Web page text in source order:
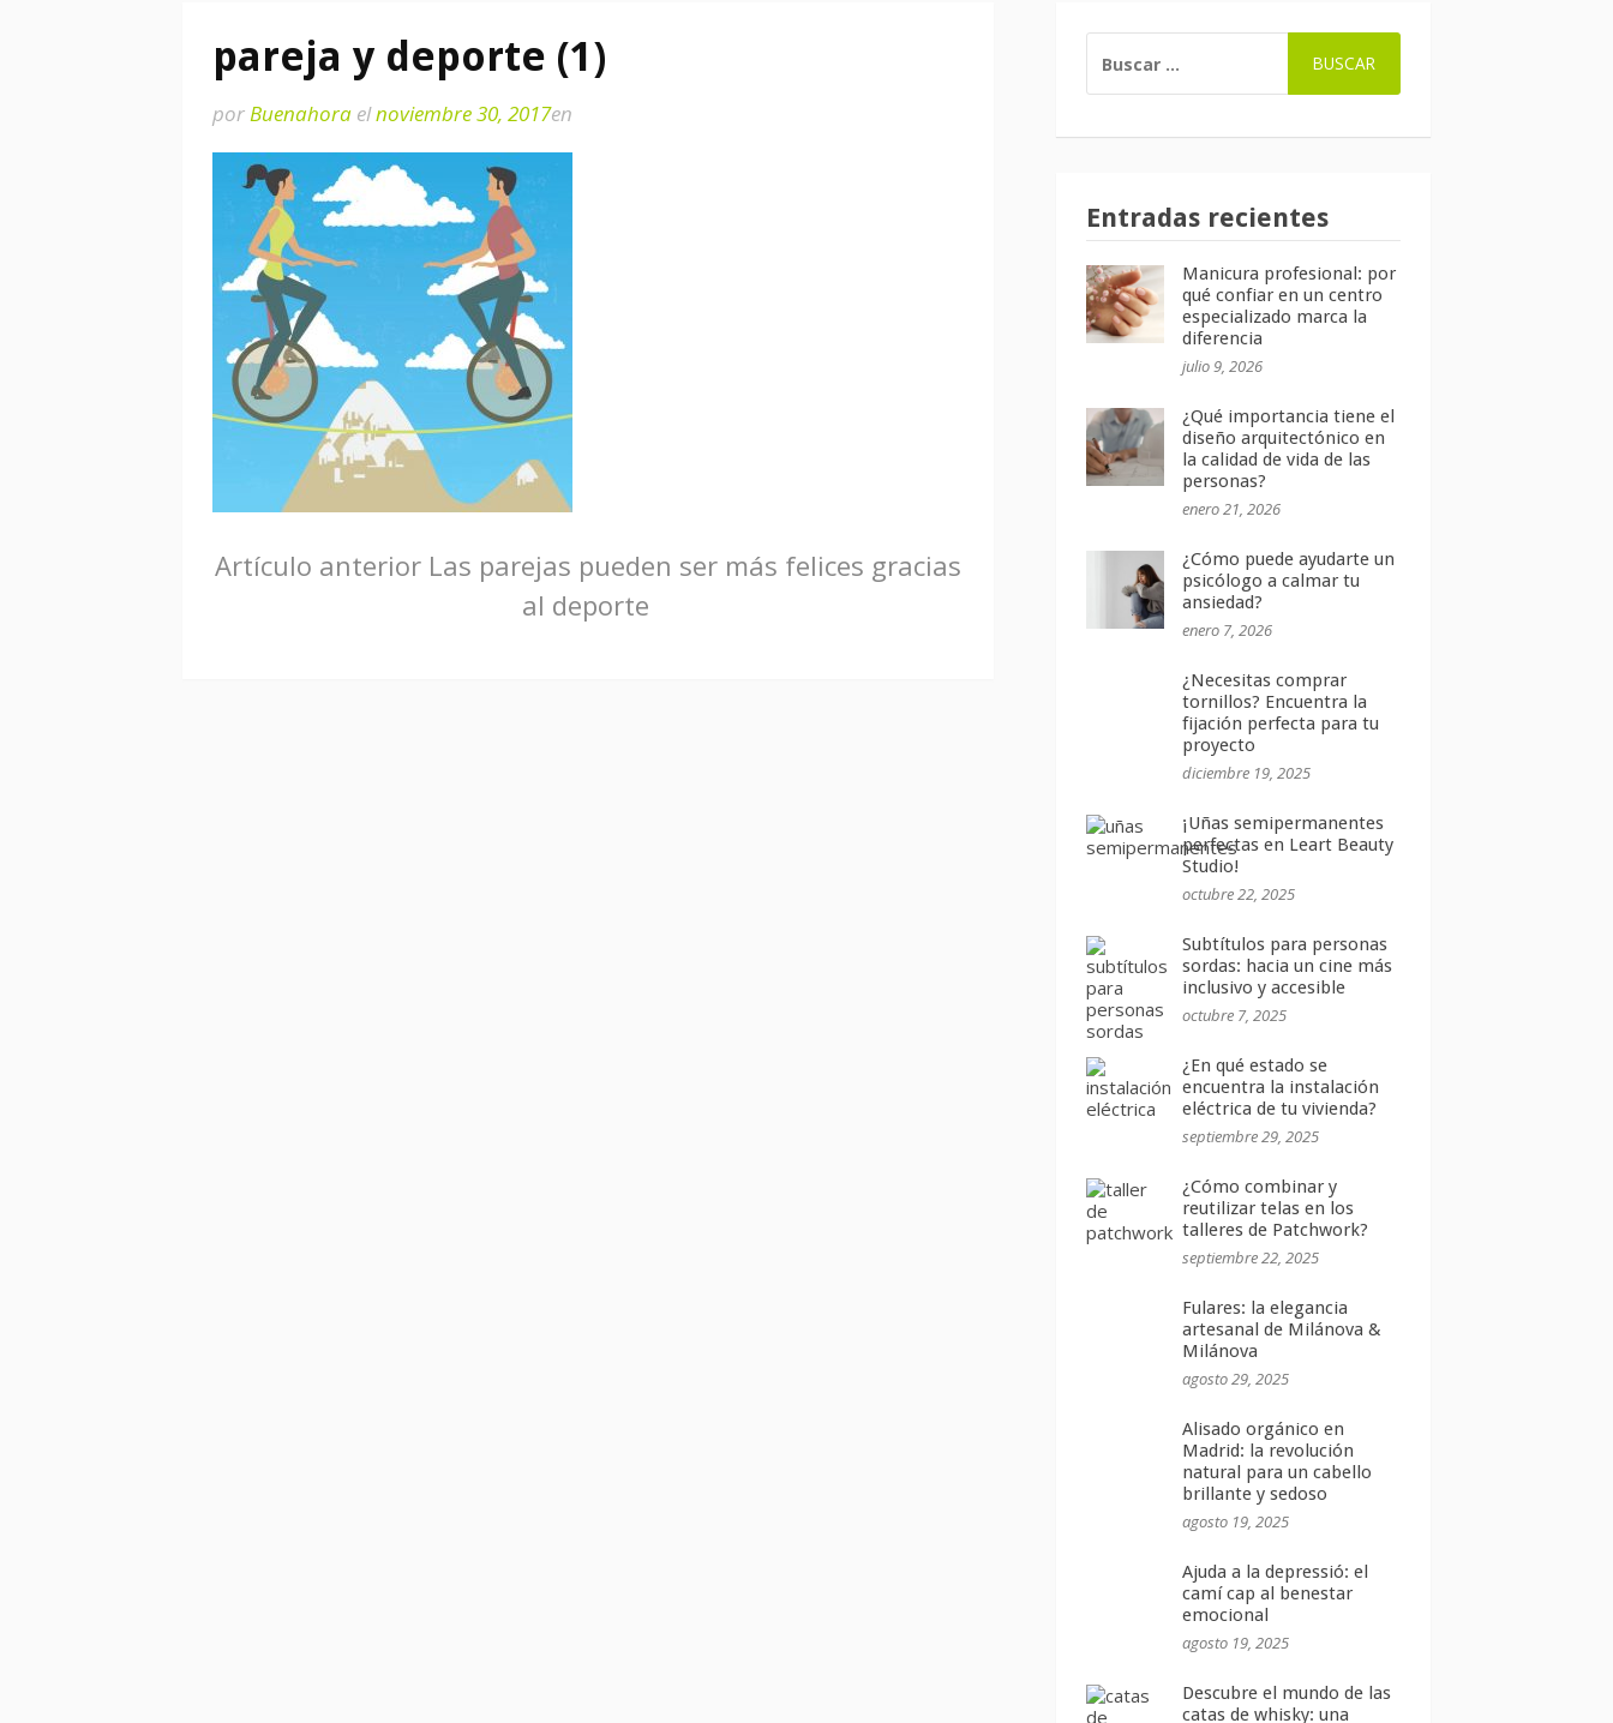
pareja y deporte (1)
porBuenahora elnoviembre 30, 2017en
Seguir
Artículo anterior Las parejas pueden ser más felices gracias
al deporte
Entradas recientes
Manicura profesional: por
qué confiar en un centro
especializado marca la
diferencia
julio 9, 2026
¿Qué importancia tiene el
diseño arquitectónico en
la calidad de vida de las
personas?
enero 21, 2026
¿Cómo puede ayudarte un
psicólogo a calmar tu
ansiedad?
enero 7, 2026
¿Necesitas comprar
tornillos? Encuentra la
fijación perfecta para tu
proyecto
diciembre 19, 2025
¡Uñas semipermanentes
perfectas en Leart Beauty
Studio!
octubre 22, 2025
Subtítulos para personas
sordas: hacia un cine más
inclusivo y accesible
octubre 7, 2025
¿En qué estado se
encuentra la instalación
eléctrica de tu vivienda?
septiembre 29, 2025
¿Cómo combinar y
reutilizar telas en los
talleres de Patchwork?
septiembre 22, 2025
Fulares: la elegancia
artesanal de Milánova &
Milánova
agosto 29, 2025
Alisado orgánico en
Madrid: la revolución
natural para un cabello
brillante y sedoso
agosto 19, 2025
Ajuda a la depressió: el
camí cap al benestar
emocional
agosto 19, 2025
Descubre el mundo de las
catas de whisky: una